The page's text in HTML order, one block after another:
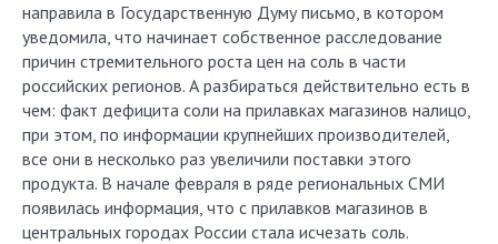
направила в Государственную Думу письмо, в котором
уведомила, что начинает собственное расследование
причин стремительного роста цен на соль в части
российских регионов. А разбираться действительно есть в
чем: факт дефицита соли на прилавках магазинов налицо,
при этом, по информации крупнейших производителей,
все они в несколько раз увеличили поставки этого
продукта. В начале февраля в ряде региональных СМИ
появилась информация, что с прилавков магазинов в
центральных городах России стала исчезать соль.